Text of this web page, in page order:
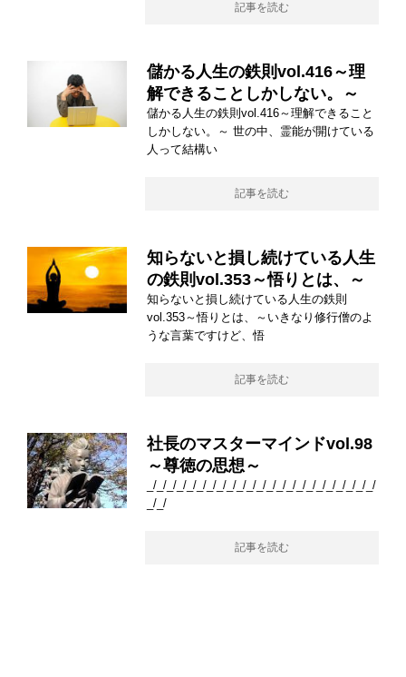
記事を読む
儲かる人生の鉄則vol.416～理
解できることしかしない。～
儲かる人生の鉄則vol.416～理解できること
しかしない。～ 世の中、霊能が開けている
人って結構い
記事を読む
知らないと損し続けている人生
の鉄則vol.353～悟りとは、～
知らないと損し続けている人生の鉄則
vol.353～悟りとは、～いきなり修行僧のよ
うな言葉ですけど、悟
記事を読む
社長のマスターマインドvol.98
～尊徳の思想～
_/_/_/_/_/_/_/_/_/_/_/_/_/_/_/_/_/_/_/_/_/_/_/
_/_/
記事を読む